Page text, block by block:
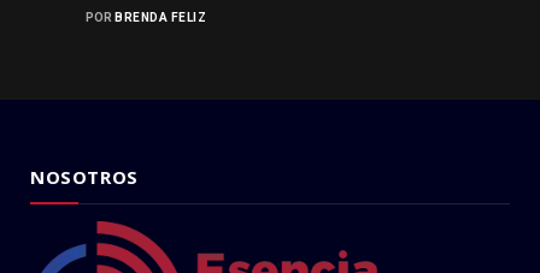
POR BRENDA FELIZ
NOSOTROS